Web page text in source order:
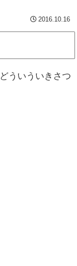
2016.10.16
ういういきさつ